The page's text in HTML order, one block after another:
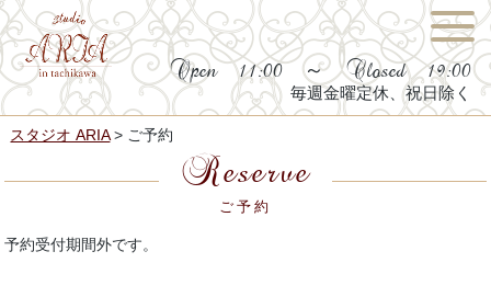
Open 11:00 ～ Closed 19:00
毎週金曜定休、祝日除く
スタジオ ARIA> ご予約
Reserve
ご予約
予約受付期間外です。